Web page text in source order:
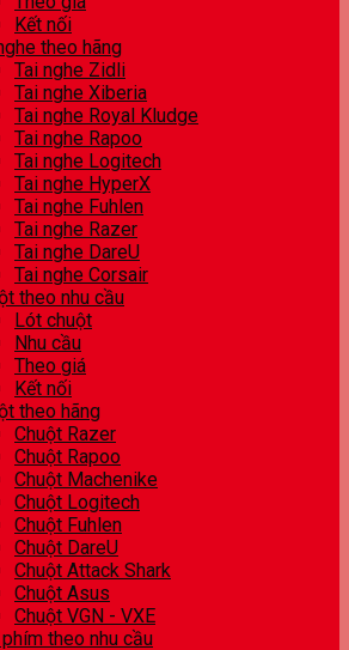
Kết nối
theo hãng
Tai nghe Zidli
Tai nghe Xiberia
Tai nghe Royal Kludge
Tai nghe Rapoo
Tai nghe Logitech
Tai nghe HyperX
Tai nghe Fuhlen
Tai nghe Razer
Tai nghe DareU
Tai nghe Corsair
theo nhu cầu
Lót chuột
Nhu cầu
Theo giá
Kết nối
theo hãng
Chuột Razer
Chuột Rapoo
Chuột Machenike
Chuột Logitech
Chuột Fuhlen
Chuột DareU
Chuột Attack Shark
Chuột Asus
Chuột VGN - VXE
phím theo nhu cầu